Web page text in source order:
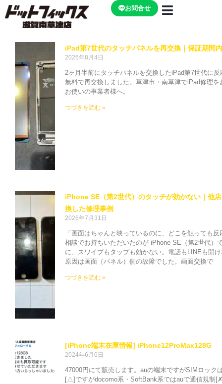
容
お問合せ
iPad第7世代のタッチパネルを再交換｜保証期間
2026年8月4日
2ヶ月半前にタッチパネルを交換したiPad第7世代に
無料で再交換しました。草津市・南草津でiPad修理
お使いの事業者様へ。
つづきを読む »
iPhone SE（第2世代）のタッチが効かない｜他
換した修理事例
2026年7月31日
「画面はちゃんと映っているのに、どこを触っても
相談でお持ちいただいたのが iPhone SE（第2世代）
に、スワイプもタップも効かない。電話もLINEも開
原因は画面（パネル）側の故障でした。画面交換で
つづきを読む »
[iPhone端末在庫情報] iPhone12ProMax128G
2024年6月6日
47000円にて販売します。auの端末ですがSIMロック
[△]ですがdocomo系・SoftBank系ではauで通信規制
ー
ー
ー
ー